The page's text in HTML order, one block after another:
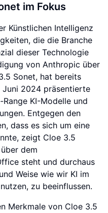
im Fokus
Künstlichen Intelligenz
die die Branche
dieser Technologie
von Anthropic über
Sonet, hat bereits
Juni 2024 präsentierte
KI-Modelle und
Entgegen den
dass es sich um eine
zeigt Cloe 3.5
dem
steht und durchaus
Weise wie wir KI im
zu beeinflussen.
Merkmale von Cloe 3.5